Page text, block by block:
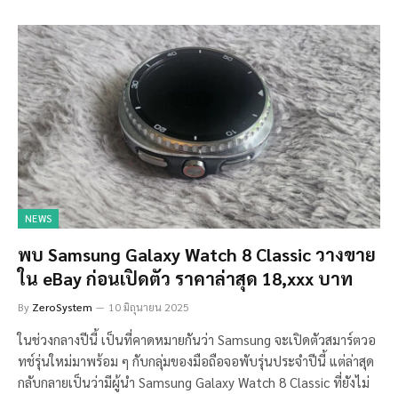
NEWS
พบ Samsung Galaxy Watch 8 Classic วางขาย
ใน eBay ก่อนเปิดตัว ราคาล่าสุด 18,xxx บาท
By ZeroSystem 10 มิถุนายน 2025
ในช่วงกลางปีนี้ เป็นที่คาดหมายกันว่า Samsung จะเปิดตัวสมาร์ตวอ
ทช์รุ่นใหม่มาพร้อม ๆ กับกลุ่มของมือถือจอพับรุ่นประจำปีนี้ แต่ล่าสุด
กลับกลายเป็นว่ามีผู้นำ Samsung Galaxy Watch 8 Classic ที่ยังไม่